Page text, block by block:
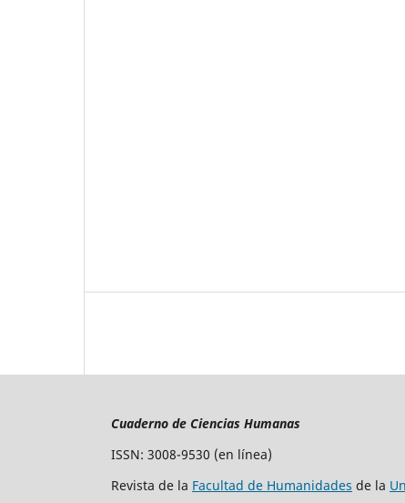
Cuaderno de Ciencias Humanas
ISSN: 3008-9530 (en línea)
Revista de la Facultad de Humanidades de la